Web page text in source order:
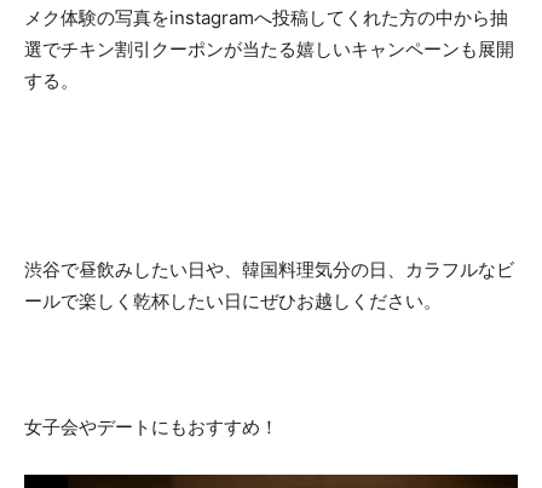
メク体験の写真をinstagramへ投稿してくれた方の中から抽
選でチキン割引クーポンが当たる嬉しいキャンペーンも展開
する。
渋谷で昼飲みしたい日や、韓国料理気分の日、カラフルなビ
ールで楽しく乾杯したい日にぜひお越しください。
女子会やデートにもおすすめ！